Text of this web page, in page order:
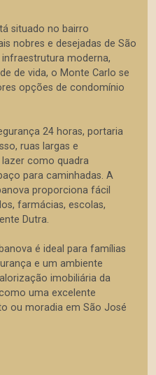
situado no bairro
nobres e desejadas de São
moderna,
de vida, o Monte Carlo se
opções de condomínio
24 horas, portaria
ruas largas e
como quadra
para caminhadas. A
proporciona fácil
farmácias, escolas,
Dutra.
é ideal para famílias
e um ambiente
imobiliária da
uma excelente
ou moradia em São José